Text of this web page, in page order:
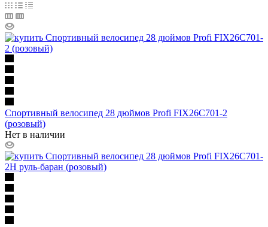
Спортивный велосипед 28 дюймов Profi FIX26C701-2
(розовый)
Нет в наличии